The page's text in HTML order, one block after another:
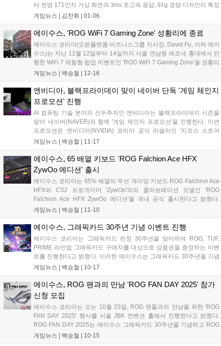
터 전방 171인치 가상 화면과 3ms 초고속 응답, 91g 경량 디자인이 특징
이다. ROG 생태계와 완벽 통합되며, 공간 코프로세싱과 전자식 변색 렌
게임뉴스 | 김찬휘 | 01-06
에이수스, 'ROG WiFi 7 Gaming Zone' 성황리에 종료
에이수스 코리아(오픈플랫폼 비즈니스그룹 지사장, David Fu, 이하 에이
수스)는 지난 12월 12일부터 14일까지 서울 연남동 레조네 홍대에서 진
행한 WiFi 7 체험형 팝업 이벤트인 'ROG WiFi 7 Gaming Zone'을 성황리
에 종료했다고 밝혔다. 'ROG WiFi 7 Gaming Zone'은 게임을 즐기는 데
확대하고자, 최신 무선 규격인 WiFi 7과 10Gbps 초고속 유선 네트워크
에 대한 주제로 직접 체험하고 알아볼 수 있는 기회를 제공하기 위해 기
획된 행사다. 이번 팝업은 약 2,000여 명의 방문객이 찾으며 성황리에 마
무리됐다....
게임뉴스 | 백승철 | 12-16
엔비디아, 블랙프라이데이 맞이 네이버 단독 '게임 체인지
프로모션' 진행
AI 컴퓨팅 기술 분야의 선두주자인 엔비디아는 블랙프라이데이 시즌을
맞아 네이버(NAVER)와 함께 '게임 체인지 프로모션'을 진행한다. 이번
프로모션은 엔비디아(NVIDIA) 코리아 공식 리셀러인 '지포스 스토어
(GeForce Store)'를 통해 11월 17일(월)부터 11월 30일(일)까지 2주간
최대 30만 원 상당의 할인 혜택을 제공한다. 네이버와의 협력을 통해 진
행되는 이번 프로모션은 행사 기간 동안 지포스 스토어 내 프로모션 대
상 제품을 구매하면 10만 원의 네이버 단독 할인 쿠폰이 제공된다. 여기
에 카드 결제 시 추가 7% 할인(최대 20만 원) 혜택이 함께 적용돼 소비자
는 최대 30만 원 상당의 할인 혜택을 받을 수 있다....
게임뉴스 | 백승철 | 11-17
에이수스, 65 배열 키보드 'ROG Falchion Ace HFX
ZywOo 에디션' 출시
에이수스 코리아는 65% 배열의 무선 게이밍 키보드 ROG Falchion Ace
HFX와 CS2 프로게이머 'ZywOo'와의 콜라보레이션 모델인 'ROG
Falchion Ace HFX ZywOo 에디션'을 국내 공식 출시한다고 밝혔다.
ZywOo(자이우) 선수는 본명 마티외 에르보(Mathieu Herbaut)로 에이수
있는 Team Vitality 소속의 프로게이머다. 이번 에디션 모델은 카운터 스
개인의 퍼스널리티를 반영한 디자인과 컬러를 적용하여 한정판만의 차
별화된 비주얼 아이덴티티를 완성했다....
게임뉴스 | 백승철 | 11-10
에이수스, 그래픽카드 30주년 기념 이벤트 진행
에이수스 코리아는 그래픽카드 런칭 30주년을 맞이하여 ROG, TUF,
PRIME 라인업 그래픽카드 구매자를 대상으로 상품권을 증정하는 이벤
트를 진행한다고 밝혔다. 이러한 에이수스는 그래픽카드 30주년을 기념
하여 RTX 5060 Ti / RTX 5070 / RX 9060 XT / RX 9070XT 등 소비자 선
ROG, TUF, PRIME 브랜드 제품 구매 시 최대 6만 원권 상품권을 증정한
다....
게임뉴스 | 백승철 | 10-17
에이수스, ROG 팬과의 만남 'ROG FAN DAY 2025' 참가
신청 모집
에이수스 코리아는 오는 10월 25일, ROG 팬들과의 만남을 위한 'ROG
FAN DAY 2025' 행사를 서울 JBK 컨벤션 홀에서 진행한다고 밝혔다.
ROG FAN DAY 2025는 에이수스 그래픽카드 30주년을 기념하고 ROG
를 사랑하는 유저들과의 만남을 위해 마련된 자리로 10월 25일 오후 3
게임뉴스 | 백승철 | 10-15